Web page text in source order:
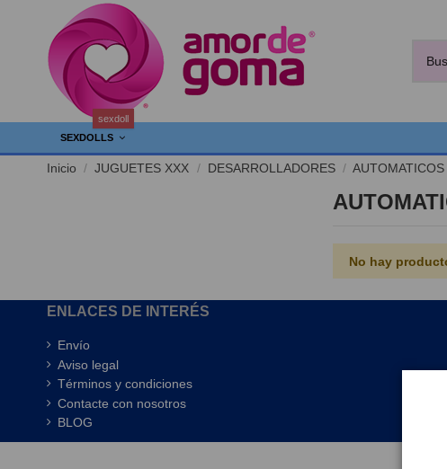
SEXDOLLS
sexdoll
Inicio JUGUETES XXX DESARROLLADORES AUTOMATICOS
No hay
ENLACES DE INTERÉS
Envío
Aviso legal
Términos y condiciones
Contacte con nosotros
BLOG